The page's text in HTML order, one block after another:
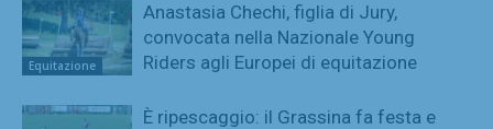
Equitazione
Anastasia Chechi, figlia di Jury,
convocata nella Nazionale Young
Riders agli Europei di equitazione
È ripescaggio: il Grassina fa festa e